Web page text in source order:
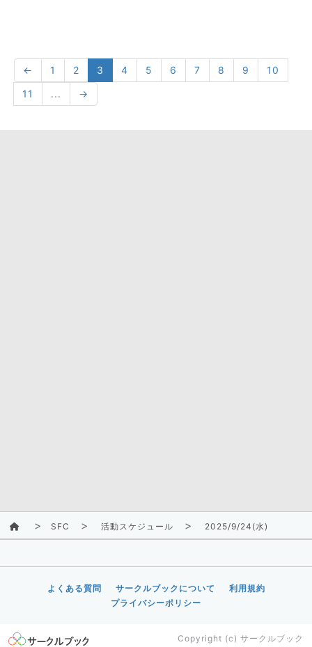
← 1 2 3 4 5 6 7 8 9
10
11
... →
SFC 活動スケジュール 2025/9/24(水)
よくある質問 サークルブックについて
利用規約
プライバシーポリシー
Copyright (c) サークルブック